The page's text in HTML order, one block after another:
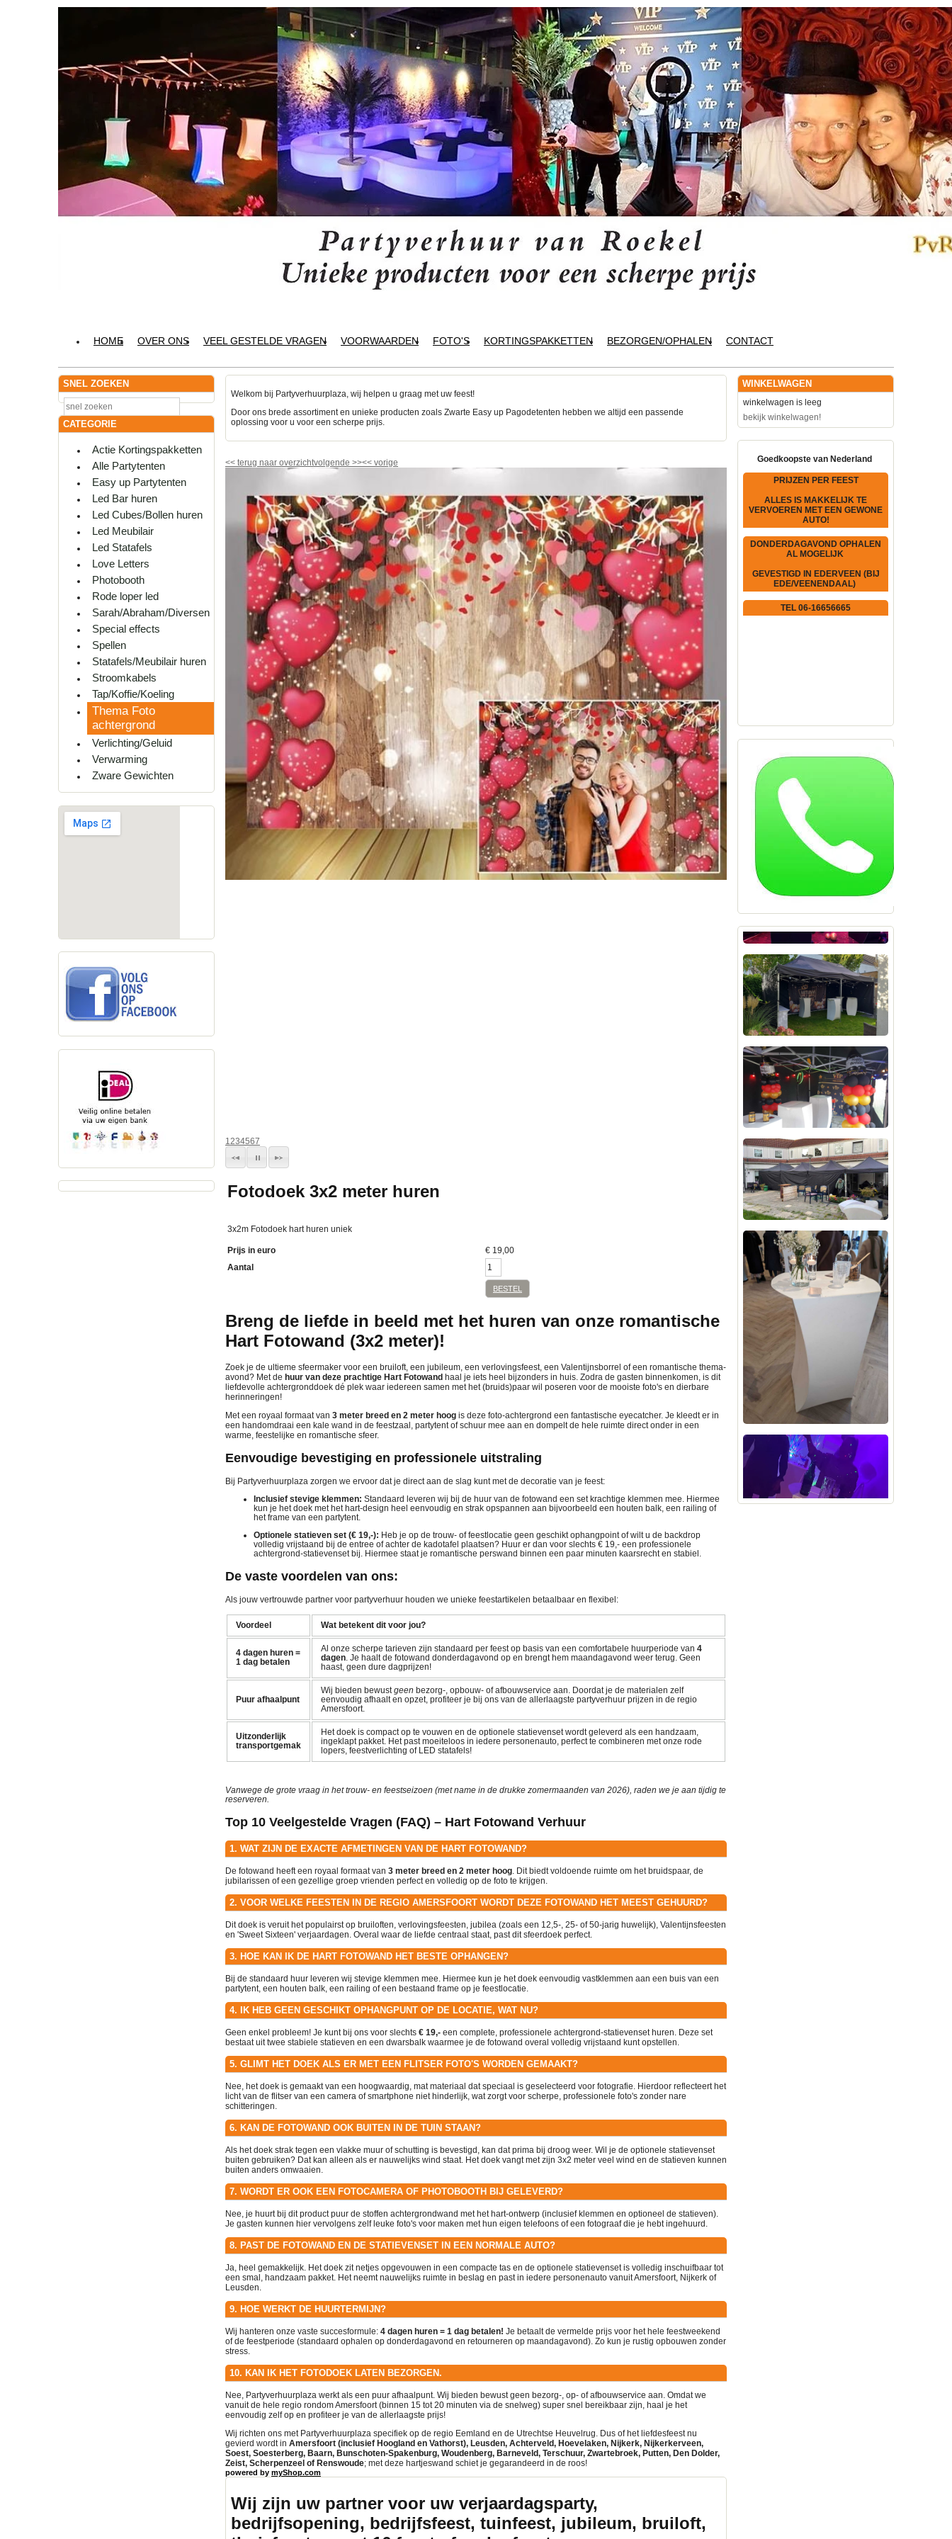
HOME OVER ONS VEEL GESTELDE VRAGEN VOORWAARDEN FOTO'S KORTINGSPAKKETTEN BEZORGEN/OPHALEN CONTACT
SNEL ZOEKEN
CATEGORIE
Actie Kortingspakketten
Alle Partytenten
Easy up Partytenten
Led Bar huren
Led Cubes/Bollen huren
Led Meubilair
Led Statafels
Love Letters
Photobooth
Rode loper led
Sarah/Abraham/Diversen
Special effects
Spellen
Statafels/Meubilair huren
Stroomkabels
Tap/Koffie/Koeling
Thema Foto
achtergrond
Verlichting/Geluid
Verwarming
Zware Gewichten
Welkom bij Partyverhuurplaza, wij helpen u graag met uw feest!
Door ons brede assortiment en unieke producten zoals Zwarte Easy up Pagodetenten hebben we altijd een passende
oplossing voor u voor een scherpe prijs.
<< terug naar overzichtvolgende >><< vorige
1234567
Fotodoek 3x2 meter huren
3x2m Fotodoek hart huren uniek
Prijs in euro € 19,00
Aantal
BESTEL
Breng de liefde in beeld met het huren van onze romantische
Hart Fotowand (3x2 meter)!
Zoek je de ultieme sfeermaker voor een bruiloft, een jubileum, een verlovingsfeest, een Valentijnsborrel of een romantische thema-
avond? Met de huur van deze prachtige Hart Fotowand haal je iets heel bijzonders in huis. Zodra de gasten binnenkomen, is dit
liefdevolle achtergronddoek dé plek waar iedereen samen met het (bruids)paar wil poseren voor de mooiste foto's en dierbare
herinneringen!
Met een royaal formaat van 3 meter breed en 2 meter hoog is deze foto-achtergrond een fantastische eyecatcher. Je kleedt er in
een handomdraai een kale wand in de feestzaal, partytent of schuur mee aan en dompelt de hele ruimte direct onder in een
warme, feestelijke en romantische sfeer.
Eenvoudige bevestiging en professionele uitstraling
Bij Partyverhuurplaza zorgen we ervoor dat je direct aan de slag kunt met de decoratie van je feest:
Inclusief stevige klemmen: Standaard leveren wij bij de huur van de fotowand een set krachtige klemmen mee. Hiermee
kun je het doek met het hart-design heel eenvoudig en strak opspannen aan bijvoorbeeld een houten balk, een railing of
het frame van een partytent.
Optionele statieven set (€ 19,-): Heb je op de trouw- of feestlocatie geen geschikt ophangpoint of wilt u de backdrop
volledig vrijstaand bij de entree of achter de kadotafel plaatsen? Huur er dan voor slechts € 19,- een professionele
achtergrond-statievenset bij. Hiermee staat je romantische perswand binnen een paar minuten kaarsrecht en stabiel.
De vaste voordelen van ons:
Als jouw vertrouwde partner voor partyverhuur houden we unieke feestartikelen betaalbaar en flexibel:
Voordeel Wat betekent dit voor jou?
4 dagen huren =
1 dag betalen
Al onze scherpe tarieven zijn standaard per feest op basis van een comfortabele huurperiode van 4
dagen. Je haalt de fotowand donderdagavond op en brengt hem maandagavond weer terug. Geen
haast, geen dure dagprijzen!
Puur afhaalpunt
Wij bieden bewustgeen bezorg-, opbouw- of afbouwservice aan. Doordat je de materialen zelf
eenvoudig afhaalt en opzet, profiteer je bij ons van de allerlaagste partyverhuur prijzen in de regio
Amersfoort.
Uitzonderlijk
transportgemak
Het doek is compact op te vouwen en de optionele statievenset wordt geleverd als een handzaam,
ingeklapt pakket. Het past moeiteloos in iedere personenauto, perfect te combineren met onze rode
lopers, feestverlichting of LED statafels!
Vanwege de grote vraag in het trouw- en feestseizoen (met name in de drukke zomermaanden van 2026), raden we je aan tijdig te
reserveren.
Top 10 Veelgestelde Vragen (FAQ) – Hart Fotowand Verhuur
1. WAT ZIJN DE EXACTE AFMETINGEN VAN DE HART FOTOWAND?
De fotowand heeft een royaal formaat van 3 meter breed en 2 meter hoog . Dit biedt voldoende ruimte om het bruidspaar, de
jubilarissen of een gezellige groep vrienden perfect en volledig op de foto te krijgen.
2. VOOR WELKE FEESTEN IN DE REGIO AMERSFOORT WORDT DEZE FOTOWAND HET MEEST GEHUURD?
Dit doek is veruit het populairst op bruiloften, verlovingsfeesten, jubilea (zoals een 12,5-, 25- of 50-jarig huwelijk), Valentijnsfeesten
en 'Sweet Sixteen' verjaardagen. Overal waar de liefde centraal staat, past dit sfeerdoek perfect.
3. HOE KAN IK DE HART FOTOWAND HET BESTE OPHANGEN?
Bij de standaard huur leveren wij stevige klemmen mee. Hiermee kun je het doek eenvoudig vastklemmen aan een buis van een
partytent, een houten balk, een railing of een bestaand frame op je feestlocatie.
4. IK HEB GEEN GESCHIKT OPHANGPUNT OP DE LOCATIE, WAT NU?
Geen enkel probleem! Je kunt bij ons voor slechts € 19,- een complete, professionele achtergrond-statievenset huren. Deze set
bestaat uit twee stabiele statieven en een dwarsbalk waarmee je de fotowand overal volledig vrijstaand kunt opstellen.
5. GLIMT HET DOEK ALS ER MET EEN FLITSER FOTO'S WORDEN GEMAAKT?
Nee, het doek is gemaakt van een hoogwaardig, mat materiaal dat speciaal is geselecteerd voor fotografie. Hierdoor reflecteert het
licht van de flitser van een camera of smartphone niet hinderlijk, wat zorgt voor scherpe, professionele foto's zonder nare
schitteringen.
6. KAN DE FOTOWAND OOK BUITEN IN DE TUIN STAAN?
Als het doek strak tegen een vlakke muur of schutting is bevestigd, kan dat prima bij droog weer. Wil je de optionele statievenset
buiten gebruiken? Dat kan alleen als er nauwelijks wind staat. Het doek vangt met zijn 3x2 meter veel wind en de statieven kunnen
buiten anders omwaaien.
7. WORDT ER OOK EEN FOTOCAMERA OF PHOTOBOOTH BIJ GELEVERD?
Nee, je huurt bij dit product puur de stoffen achtergrondwand met het hart-ontwerp (inclusief klemmen en optioneel de statieven).
Je gasten kunnen hier vervolgens zelf leuke foto's voor maken met hun eigen telefoons of een fotograaf die je hebt ingehuurd.
8. PAST DE FOTOWAND EN DE STATIEVENSET IN EEN NORMALE AUTO?
Ja, heel gemakkelijk. Het doek zit netjes opgevouwen in een compacte tas en de optionele statievenset is volledig inschuifbaar tot
een smal, handzaam pakket. Het neemt nauwelijks ruimte in beslag en past in iedere personenauto vanuit Amersfoort, Nijkerk of
Leusden.
9. HOE WERKT DE HUURTERMIJN?
Wij hanteren onze vaste succesformule: 4 dagen huren = 1 dag betalen! Je betaalt de vermelde prijs voor het hele feestweekend
of de feestperiode (standaard ophalen op donderdagavond en retourneren op maandagavond). Zo kun je rustig opbouwen zonder
stress.
10. KAN IK HET FOTODOEK LATEN BEZORGEN.
Nee, Partyverhuurplaza werkt als een puur afhaalpunt. Wij bieden bewust geen bezorg-, op- of afbouwservice aan. Omdat we
vanuit de hele regio rondom Amersfoort (binnen 15 tot 20 minuten via de snelweg) super snel bereikbaar zijn, haal je het
eenvoudig zelf op en profiteer je van de allerlaagste prijs!
Wij richten ons met Partyverhuurplaza specifiek op de regio Eemland en de Utrechtse Heuvelrug. Dus of het liefdesfeest nu
gevierd wordt in Amersfoort (inclusief Hoogland en Vathorst), Leusden, Achterveld, Hoevelaken, Nijkerk, Nijkerkerveen,
Soest, Soesterberg, Baarn, Bunschoten-Spakenburg, Woudenberg, Barneveld, Terschuur, Zwartebroek, Putten, Den Dolder,
Zeist, Scherpenzeel of Renswoude; met deze hartjeswand schiet je gegarandeerd in de roos!
powered by myShop.com
Wij zijn uw partner voor uw verjaardagsparty,
bedrijfsopening, bedrijfsfeest, tuinfeest, jubileum, bruiloft,
WINKELWAGEN
winkelwagen is leeg
bekijk winkelwagen!
Goedkoopste van Nederland
PRIJZEN PER FEEST
ALLES IS MAKKELIJK TE
VERVOEREN MET EEN GEWONE
AUTO!
DONDERDAGAVOND OPHALEN
AL MOGELIJK
GEVESTIGD IN EDERVEEN (BIJ
EDE/VEENENDAAL)
TEL 06-16656665